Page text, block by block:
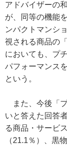
アドバイザーの
が、同等の機能
ンパクトマンシ
視される商品の
においても、プ
パフォーマンス
という。
また、今後「
いと答えた回答
る商品・サービ
（21.1％）、黒